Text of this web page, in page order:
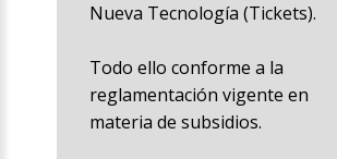
Nueva Tecnología (Tickets).
Todo ello conforme a la
reglamentación vigente en
materia de subsidios.